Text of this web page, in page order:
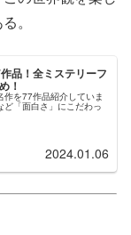
。
品！全ミステリーフ
！
作を77作品紹介していま
「面白さ」にこだわっ
2024.01.06